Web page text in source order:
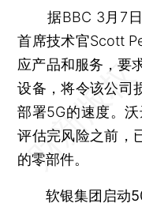
据BBC 3月7日
首席技术官Scott
应产品和服务，要
设备，将令该公司
部署5G的速度。
评估完风险之前，
的零部件。
软银集团启动